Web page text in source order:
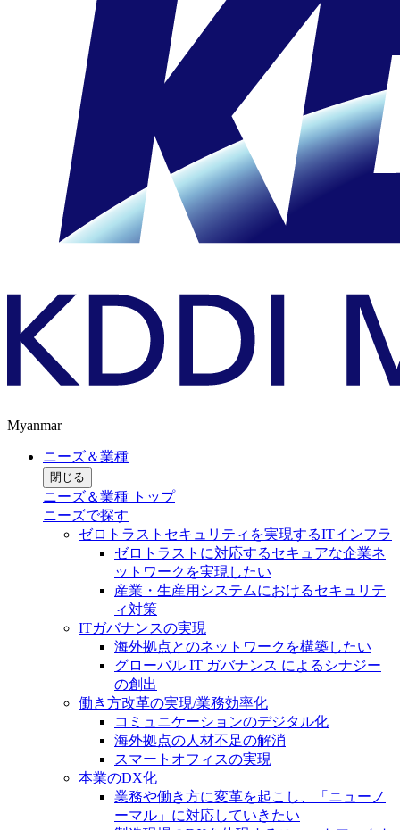
Myanmar
ニーズ＆業種
閉じる
ニーズ＆業種 トップ
ニーズで探す
ゼロトラストセキュリティを実現するITインフラ
ゼロトラストに対応するセキュアな企業ネ
ットワークを実現したい
産業・生産用システムにおけるセキュリテ
ィ対策
ITガバナンスの実現
海外拠点とのネットワークを構築したい
グローバル IT ガバナンス によるシナジー
の創出
働き方改革の実現/業務効率化
コミュニケーションのデジタル化
海外拠点の人材不足の解消
スマートオフィスの実現
本業のDX化
業務や働き方に変革を起こし、「ニューノ
ーマル」に対応していきたい